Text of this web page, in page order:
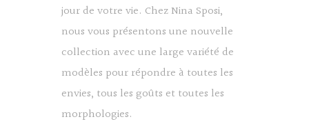
jour de votre vie. Chez Nina Sposi,
nous vous présentons une nouvelle
collection avec une large variété de
modèles pour répondre à toutes les
envies, tous les goûts et toutes les
morphologies.